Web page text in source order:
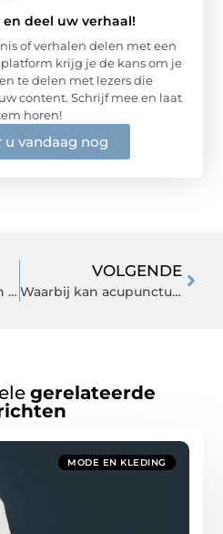
deel uw verhaal!
of verhalen delen met een
krijg je de kans om je
te delen met lezers die
content. Schrijf mee en laat
horen!
u vandaag nog
Hondentrimsalon Den Bosch stelt je hond op zijn gemak
VOLGENDE
Waarbij kan acupunctuur in Wormerveer u helpen?
gerelateerde
MODE EN KLEDING